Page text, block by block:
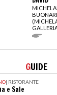
GUIDE
| RISTORANTE
e Sale